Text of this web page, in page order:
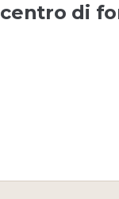
centro di